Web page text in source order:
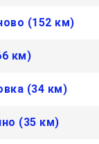
(152 км)
км)
(34 км)
(35 км)